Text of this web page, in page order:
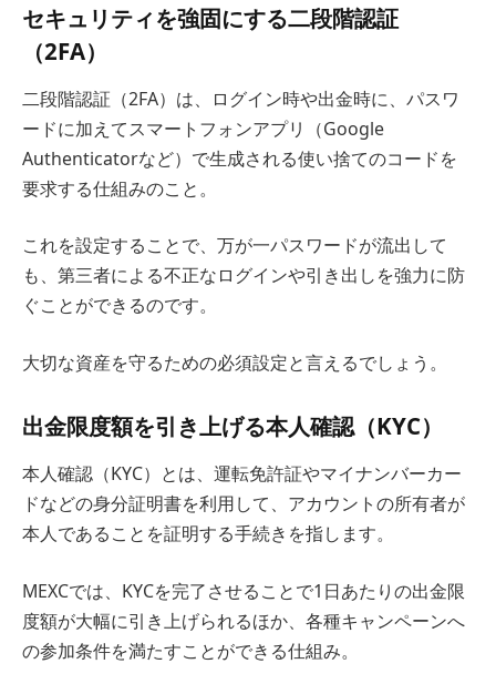
セキュリティを強固にする二段階認証
（2FA）
二段階認証（2FA）は、ログイン時や出金時に、パスワ
ードに加えてスマートフォンアプリ（Google
Authenticatorなど）で生成される使い捨てのコードを
要求する仕組みのこと。
これを設定することで、万が一パスワードが流出して
も、第三者による不正なログインや引き出しを強力に防
ぐことができるのです。
大切な資産を守るための必須設定と言えるでしょう。
出金限度額を引き上げる本人確認（KYC）
本人確認（KYC）とは、運転免許証やマイナンバーカー
ドなどの身分証明書を利用して、アカウントの所有者が
本人であることを証明する手続きを指します。
MEXCでは、KYCを完了させることで1日あたりの出金限
度額が大幅に引き上げられるほか、各種キャンペーンへ
の参加条件を満たすことができる仕組み。